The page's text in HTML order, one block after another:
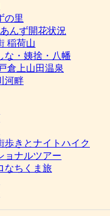
の里
あんず開花状況
稲荷山
な・姨捨・八幡
倉上山田温泉
河畔
歩きとナイトハイク
ョナルツアー
なちくま旅